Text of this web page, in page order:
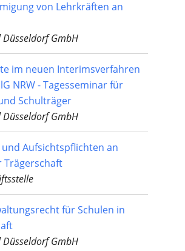
von Lehrkräften an
GmbH
im neuen Interimsverfahren
NRW - Tagesseminar für
Schulträger
GmbH
Aufsichtspflichten an
Trägerschaft
für Schulen in
GmbH